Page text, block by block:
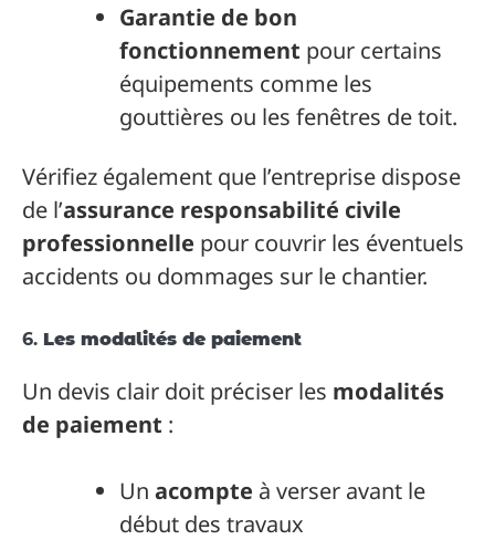
Garantie de bon
fonctionnement pour certains
équipements comme les
gouttières ou les fenêtres de toit.
Vérifiez également que l’entreprise dispose
de l’assurance responsabilité civile
professionnelle pour couvrir les éventuels
accidents ou dommages sur le chantier.
6. Les modalités de paiement
Un devis clair doit préciser les modalités
de paiement :
Un acompte à verser avant le
début des travaux